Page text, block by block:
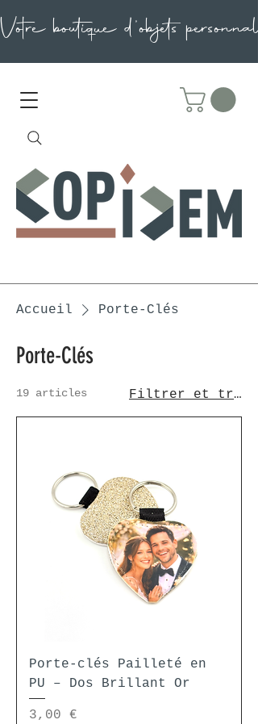
Accueil Porte-Clés
Porte-Clés
19 articles Filtrer et trier
Porte-clés Pailleté en
PU – Dos Brillant Or
Prix
3,00 €